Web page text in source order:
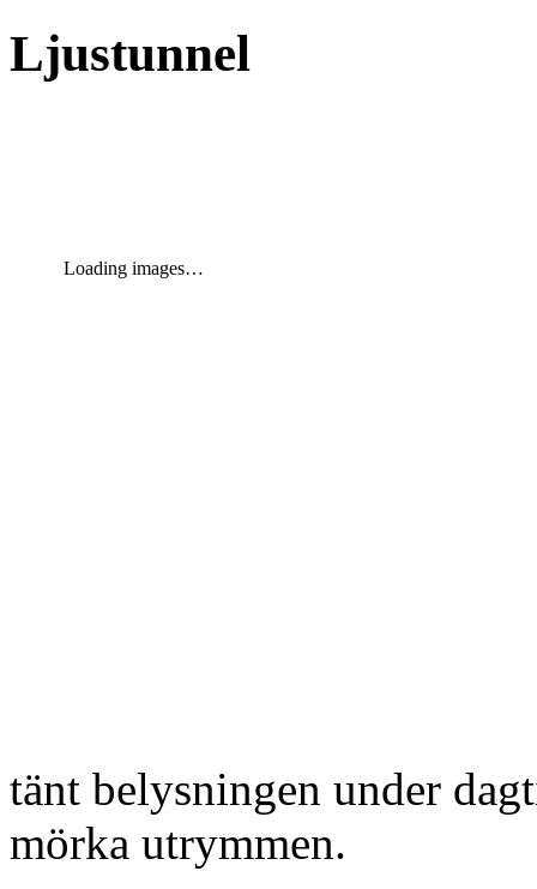
Ljustunnel
Loading images…
tänt belysningen under
mörka utrymmen.